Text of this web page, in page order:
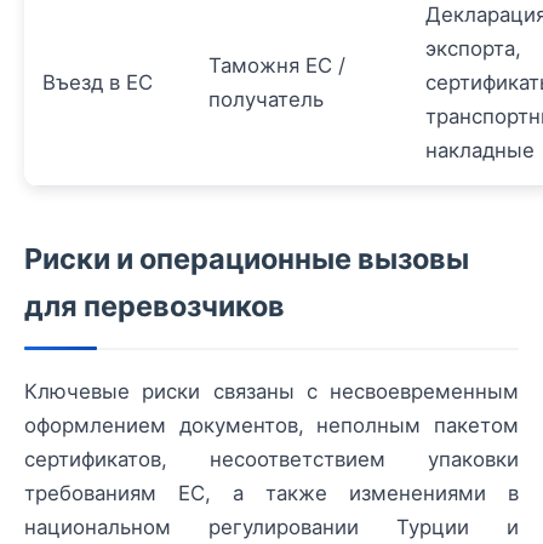
Въезд в ЕС
Таможня ЕС /
получатель
экспорта,
накладные
Риски и операционные вызовы
для перевозчиков
Ключевые риски связаны с несвоевременным
оформлением документов, неполным пакетом
сертификатов, несоответствием упаковки
требованиям ЕС, а также изменениями в
национальном регулировании Турции и